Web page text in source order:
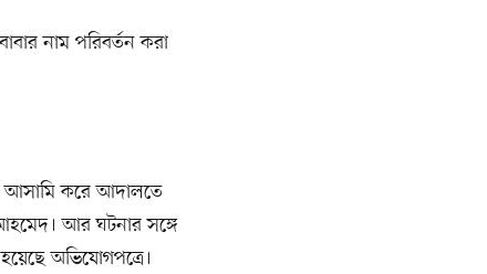
নাম পরিবর্তন করা
আসামি করে আদালতে
আর ঘটনার সঙ্গে
অভিযোগপত্রে।